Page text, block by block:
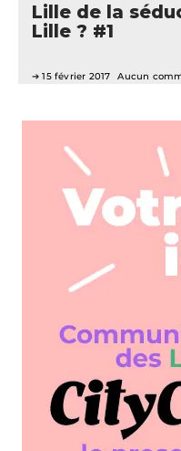
Lille de la
Lille ? #1
15 février 2017 Aucun